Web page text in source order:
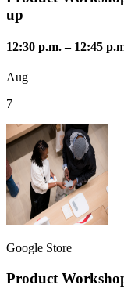
up
12:30 p.m.– 12:45
Aug
7
Google Store
Product